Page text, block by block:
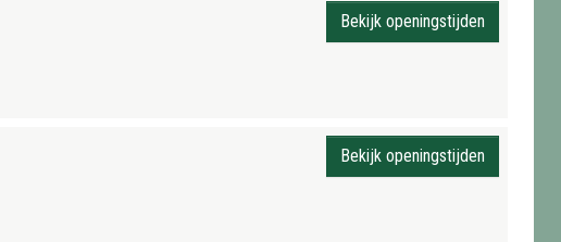
Bekijk openingstijden
Bekijk openingstijden